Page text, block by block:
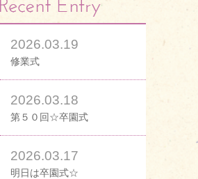
2026.03.19
修業式
2026.03.18
第５０回☆卒園式
2026.03.17
明日は卒園式☆